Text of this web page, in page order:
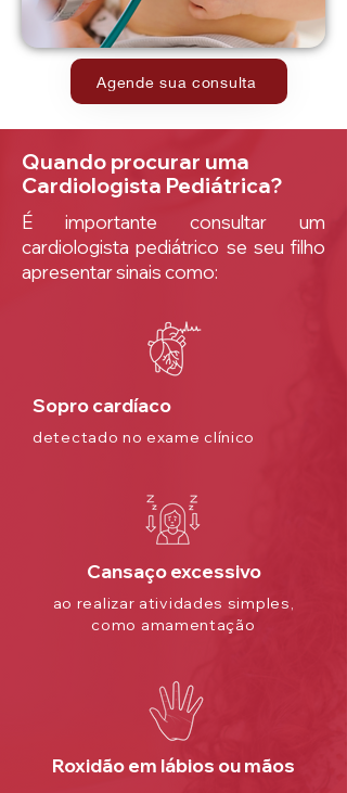
Agende sua consulta
Quando procurar uma
Cardiologista Pediátrica?
É importante consultar um
cardiologista pediátrico se seu filho
apresentar sinais como:
Sopro cardíaco
detectado no exame clínico
Cansaço excessivo
ao realizar atividades simples,
como amamentação
Roxidão em lábios ou mãos